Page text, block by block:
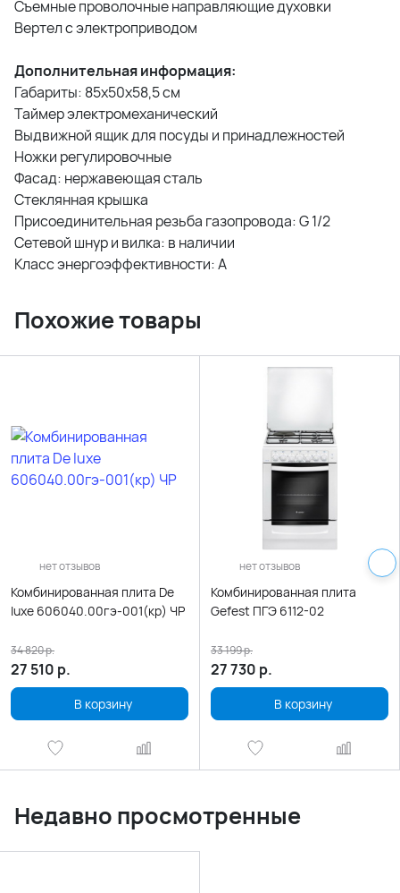
Съемные проволочные направляющие духовки
Вертел с электроприводом
Дополнительная информация:
Габариты: 85х50х58,5 см
Таймер электромеханический
Выдвижной ящик для посуды и принадлежностей
Ножки регулировочные
Фасад: нержавеющая сталь
Стеклянная крышка
Присоединительная резьба газопровода: G 1/2
Сетевой шнур и вилка: в наличии
Класс энергоэффективности: A
Похожие товары
нет отзывов
Комбинированная плита De
luxe 606040.00гэ-001(кр) ЧР
27 510 р.
34 820р.
В корзину
нет отзывов
Комбинированная плита
Gefest ПГЭ 6112-02
27 730 р.
33 199р.
В корзину
Недавно просмотренные